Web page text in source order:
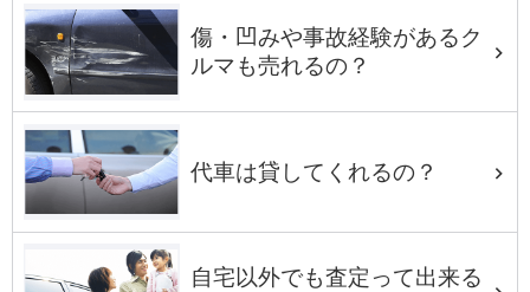
傷・凹みや事故経験があるク
ルマも売れるの？
代車は貸してくれるの？
自宅以外でも査定って出来る